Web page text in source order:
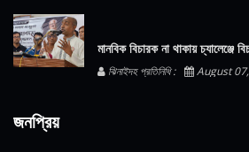
মানবিক বিচারক না থাকায় চ্যালেঞ্জে
ঝিনাইদহ প্রতিনিধি : August
জনপ্রিয়